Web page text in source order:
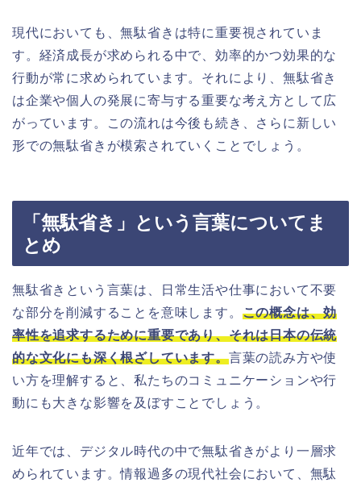
現代においても、無駄省きは特に重要視されていま
す。経済成長が求められる中で、効率的かつ効果的な
行動が常に求められています。それにより、無駄省き
は企業や個人の発展に寄与する重要な考え方として広
がっています。この流れは今後も続き、さらに新しい
形での無駄省きが模索されていくことでしょう。
「無駄省き」という言葉についてま
とめ
無駄省きという言葉は、日常生活や仕事において不要
な部分を削減することを意味します。 この概念は、効
率性を追求するために重要であり、それは日本の伝統
的な文化にも深く根ざしています。言葉の読み方や使
い方を理解すると、私たちのコミュニケーションや行
動にも大きな影響を及ぼすことでしょう。
近年では、デジタル時代の中で無駄省きがより一層求
められています。情報過多の現代社会において、無駄